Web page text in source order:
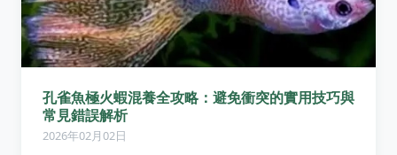
孔雀魚極火蝦混養全攻略：避免衝突的實用技巧與
常見錯誤解析
2026年02月02日